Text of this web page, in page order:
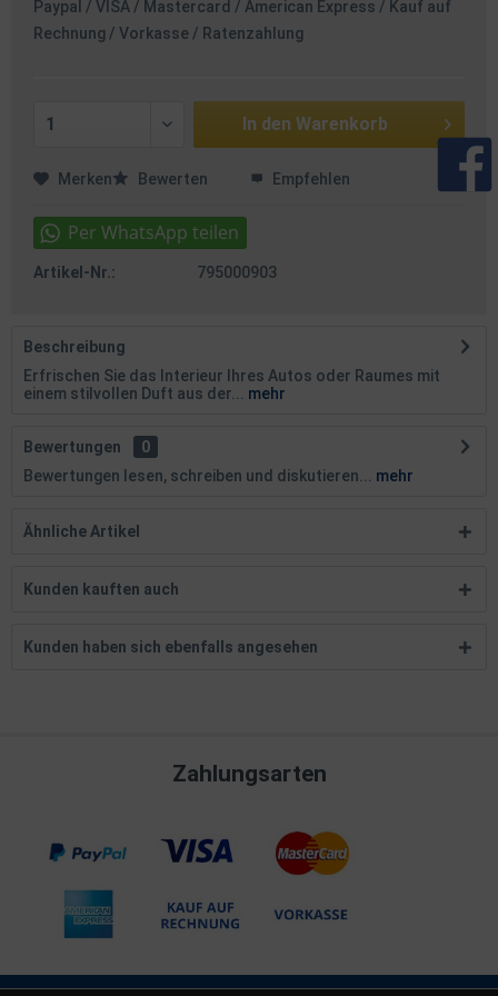
Paypal / VISA / Mastercard / American Express / Kauf auf
Rechnung / Vorkasse / Ratenzahlung
In den Warenkorb
Merken Bewerten Empfehlen
Artikel-Nr.: 795000903
Beschreibung
Erfrischen Sie das Interieur Ihres Autos oder Raumes mit
einem stilvollen Duft aus der...
mehr
Bewertungen
0
Bewertungen lesen, schreiben und diskutieren...
mehr
Ähnliche Artikel
Kunden kauften auch
Kunden haben sich ebenfalls angesehen
Zahlungsarten